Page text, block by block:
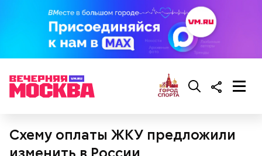
Схему оплаты ЖКУ предложили